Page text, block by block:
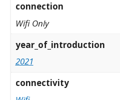
connection
Wifi Only
year_of_introduction
2021
connectivity